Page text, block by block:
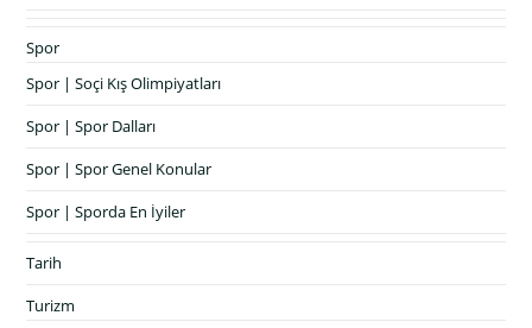
Spor
Spor | Soçi Kış Olimpiyatları
Spor | Spor Dalları
Spor | Spor Genel Konular
Spor | Sporda En İyiler
Tarih
Turizm